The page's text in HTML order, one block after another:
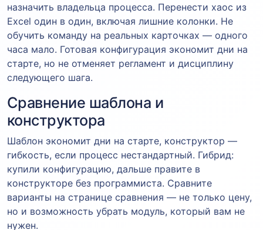
назначить владельца процесса. Перенести хаос из
Excel один в один, включая лишние колонки. Не
обучить команду на реальных карточках — одного
часа мало. Готовая конфигурация экономит дни на
старте, но не отменяет регламент и дисциплину
следующего шага.
Сравнение шаблона и
конструктора
Шаблон экономит дни на старте, конструктор —
гибкость, если процесс нестандартный. Гибрид:
купили конфигурацию, дальше правите в
конструкторе без программиста. Сравните
варианты на странице сравнения — не только цену,
но и возможность убрать модуль, который вам не
нужен.